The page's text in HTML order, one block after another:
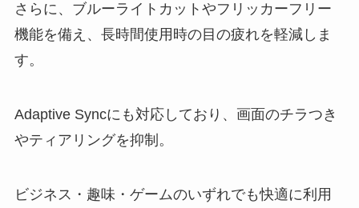
さらに、ブルーライトカットやフリッカーフリー
機能を備え、長時間使用時の目の疲れを軽減しま
す。
Adaptive Syncにも対応しており、画面のチラつき
やティアリングを抑制。
ビジネス・趣味・ゲームのいずれでも快適に利用